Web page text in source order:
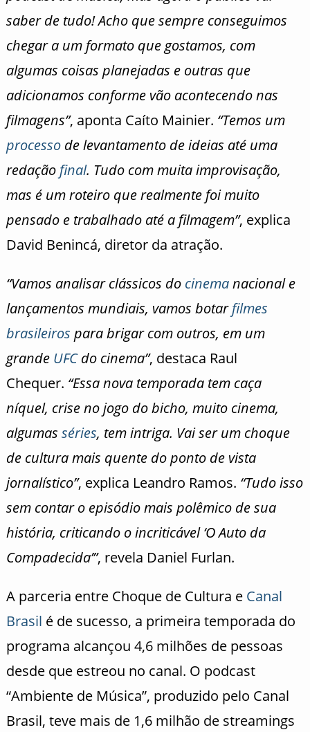
saber de tudo!Acho que sempre conseguimos
chegar a um formato que gostamos, com
algumas coisas planejadas e outras que
adicionamos conforme vão acontecendo nas
filmagens”, aponta Caíto Mainier. “Temos um
processode levantamento de ideias até uma
redação final. Tudo com muita improvisação,
mas é um roteiro que realmente foi muito
pensado e trabalhado até a filmagem”, explica
David Benincá, diretor da atração.
“Vamos analisar clássicos do cinemanacional e
lançamentos mundiais, vamos botarfilmes
brasileiros para brigar com outros, em um
grande UFCdo cinema”, destaca Raul
Chequer. “Essa nova temporada tem caça
níquel, crise no jogo do bicho, muito cinema,
algumas séries, tem intriga. Vai ser um choque
de cultura mais quente do ponto de vista
jornalístico”, explica Leandro Ramos. “Tudo isso
sem contar o episódio mais polêmico de sua
história, criticando o incriticável ‘O Auto da
Compadecida’”, revela Daniel Furlan.
A parceria entre Choque de Cultura e Canal
Brasil é de sucesso, a primeira temporada do
programa alcançou 4,6 milhões de pessoas
desde que estreou no canal. O podcast
“Ambiente de Música”, produzido pelo Canal
Brasil, teve mais de 1,6 milhão de streamings